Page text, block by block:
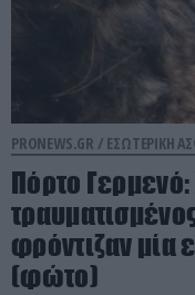
PRONEWS.GR / ΕΣΩΤΕΡΙΚΗ
Πόρτο
φρόντιζαν μία
(φώτο)